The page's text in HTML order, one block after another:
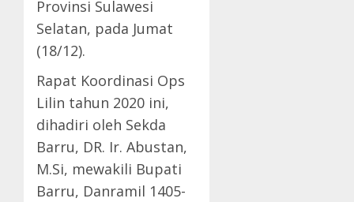
Provinsi Sulawesi
Selatan, pada Jumat
(18/12).
Rapat Koordinasi Ops
Lilin tahun 2020 ini,
dihadiri oleh Sekda
Barru, DR. Ir. Abustan,
M.Si, mewakili Bupati
Barru, Danramil 1405-